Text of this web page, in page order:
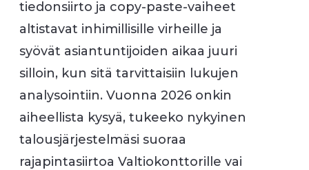
tiedonsiirto ja copy-paste-vaiheet
altistavat inhimillisille virheille ja
syövät asiantuntijoiden aikaa juuri
silloin, kun sitä tarvittaisiin lukujen
analysointiin. Vuonna 2026 onkin
aiheellista kysyä, tukeeko nykyinen
talousjärjestelmäsi suoraa
rajapintasiirtoa Valtiokonttorille vai